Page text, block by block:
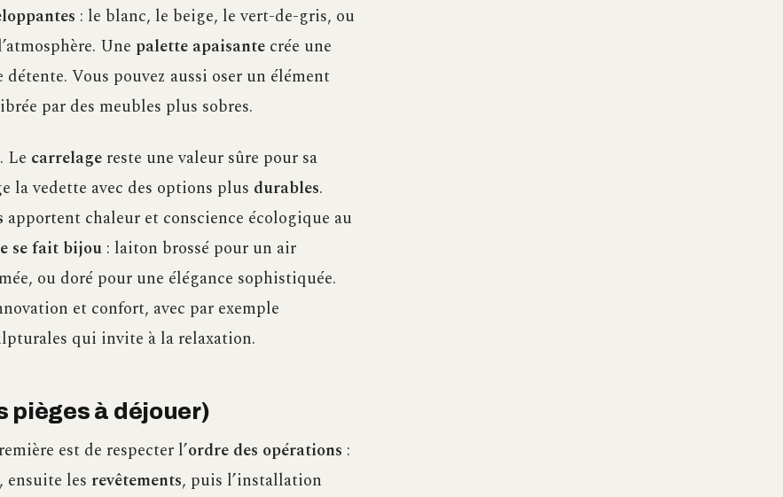
: le blanc, le beige, le vert-de-gris, ou
Une palette apaisante crée une
Vous pouvez aussi oser un élément
par des meubles plus sobres.
Le carrelage reste une valeur sûre pour sa
la vedette avec des options plus durables.
apportent chaleur et conscience écologique au
se fait bijou : laiton brossé pour un air
ou doré pour une élégance sophistiquée.
et confort, avec par exemple
qui invite à la relaxation.
pièges à déjouer)
est de respecter l’ordre des opérations :
ensuite les revêtements, puis l’installation